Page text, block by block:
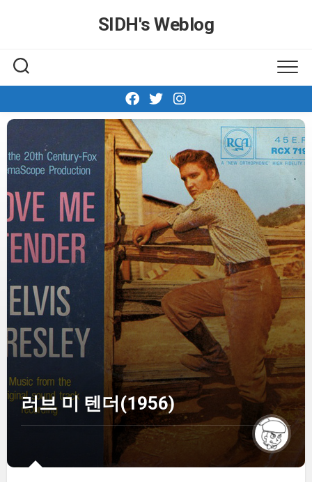
SIDH′s Weblog
러브 미 텐더(1956)